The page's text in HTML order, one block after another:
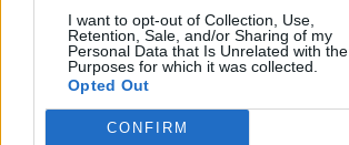
I want to opt-out of Collection, Use,
Retention, Sale, and/or Sharing of my
Personal Data that Is Unrelated with the
Purposes for which it was collected.
Opted Out
CONFIRM
Αυξημένα κατά €1,08 δισ. τα έσοδα